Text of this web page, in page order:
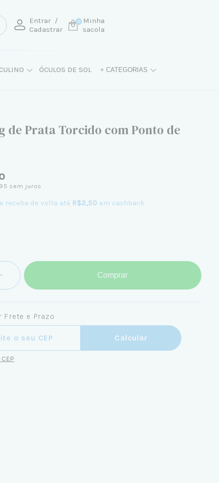
Entrar /
Cadastrar
Minha
sacola
0
ÓCULOS DE SOL + CATEGORIAS
de Prata Torcido com Ponto de
sem juros
receba de volta até R$2,50 em cashback
Comprar
e Prazo
o CEP:
Calcular